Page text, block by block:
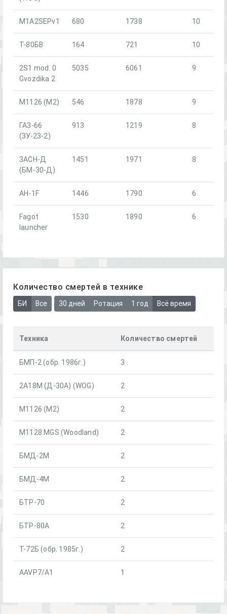
M1A2SEPv1 680 1738 10
Т-80БВ 164 721 10
2S1 mod. 0
Gvozdika 2
5035 6061 9
M1126 (M2) 546 1878 9
ГАЗ-66
(ЗУ-23-2)
913 1219 8
ЗАСН-Д
(БМ-30-Д)
1451 1971 8
AH-1F 1446 1790 6
Fagot
launcher
1530 1890 6
Количество смертей в технике
БИ Все 30 дней Ротация 1 год Всё время
Техника Количество смертей
БМП-2 (обр. 1986г.) 3
2А18М (Д-30А) (WOG) 2
M1126 (M2) 2
M1128 MGS (Woodland) 2
БМД-2М 2
БМД-4М 2
БТР-70 2
БТР-80А 2
Т-72Б (обр. 1985г.) 2
AAVP7/A1 1